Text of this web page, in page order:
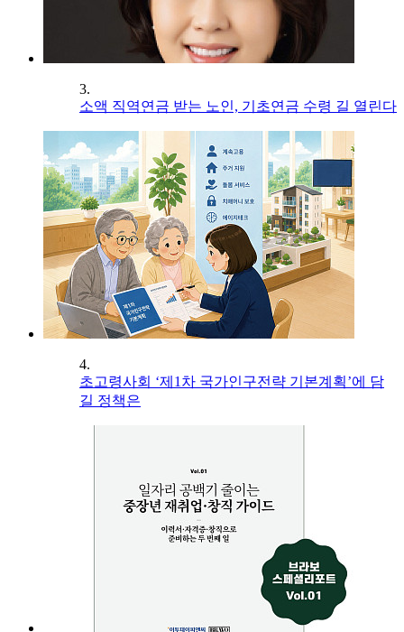
3.
소액 직역연금 받는 노인, 기초연금 수령 길 열린다
4.
초고령사회 ‘제1차 국가인구전략 기본계획’에 담
길 정책은